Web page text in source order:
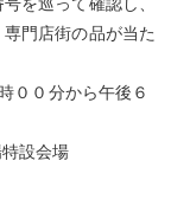
を巡って確認し、
門店街の品が当た
００分から午後６
設会場